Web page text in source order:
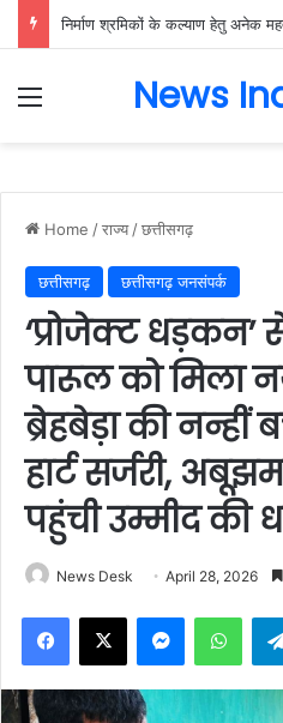
Menu News
Home /राज्य /छत्तीसगढ़
छत्तीसगढ़ छत्तीसगढ़ जनसंपर्क
‘प्रोजेक्ट धड़कन’
पारूल को मिला
ब्रेहबेड़ा की
हार्ट सर्जरी,
पहुंची उम्मीद की
News Desk April 28, 2026
Facebook
X Messenger